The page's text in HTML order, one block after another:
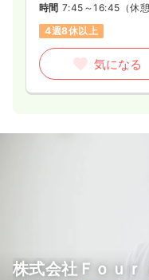
時間 7:45～16:45 （休
4週8休以上
気になる
株式会社Ｆｏｕ